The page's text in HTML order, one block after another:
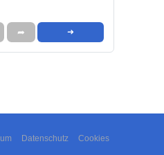
➦ ➜
Datenschutz Cookies